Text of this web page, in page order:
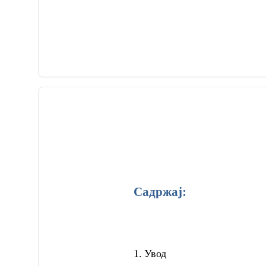
Садржај:
1. Увод